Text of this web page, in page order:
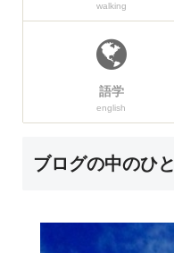
walking
語学
english
ブログの中のひと